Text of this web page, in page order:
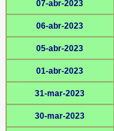
07-abr-2023
06-abr-2023
05-abr-2023
01-abr-2023
31-mar-2023
30-mar-2023